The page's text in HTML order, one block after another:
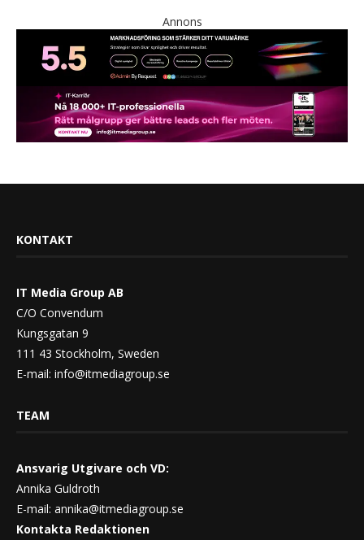
Annons
KONTAKT
IT Media Group AB
C/O Convendum
Kungsgatan 9
111 43 Stockholm, Sweden
E-mail: info@itmediagroup.se
TEAM
Ansvarig Utgivare och VD:
Annika Guldroth
E-mail: annika@itmediagroup.se
Kontakta Redaktionen